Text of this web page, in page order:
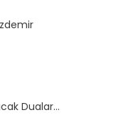
Dualar...